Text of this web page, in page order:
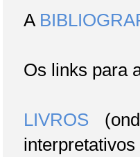
A
Os links para
LIVROS